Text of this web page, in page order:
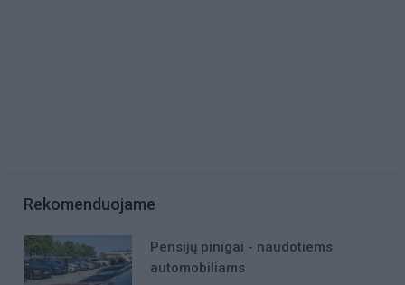
Rekomenduojame
Pensijų pinigai - naudotiems
automobiliams